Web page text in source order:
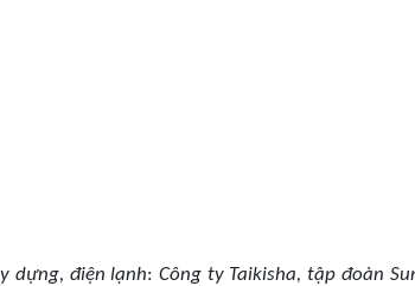
dựng, điện lạnh:Công ty Taikisha, tập đoàn